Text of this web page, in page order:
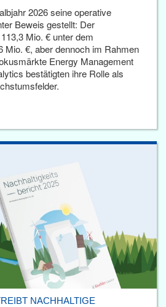
2026 seine operative
Beweis gestellt: Der
Mio. € unter dem
Mio. €, aber dennoch im Rahmen
Energy Management
bestätigten ihre Rolle als
NACHHALTIGE